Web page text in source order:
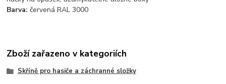
Barva: červená RAL 3000
Zboží zařazeno v kategoriích
Skříně pro hasiče a záchranné složky